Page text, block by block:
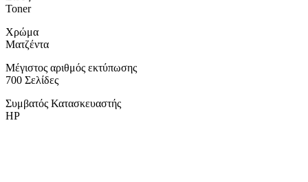
Toner
Χρώμα
Ματζέντα
Μέγιστος αριθμός εκτύπωσης
700 Σελίδες
Συμβατός Κατασκευαστής
HP